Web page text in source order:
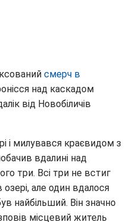
смерч в
над каскадом
від Новобіличів
і милувався краєвидом з
вдалині над
три. Всі три не встиг
але один вдалося
найбільший. Він значно
місцевий житель